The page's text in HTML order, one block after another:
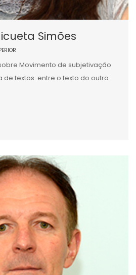
Simões
Movimento de subjetivação
textos: entre o texto do outro